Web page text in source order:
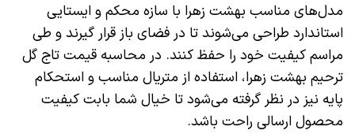
مدل‌های مناسب بهشت زهرا با سازه محکم و ایستایی
استاندارد طراحی می‌شوند تا در فضای باز قرار گیرند و طی
مراسم کیفیت خود را حفظ کنند. در محاسبه قیمت تاج گل
ترحیم بهشت زهرا، استفاده از متریال مناسب و استحکام
پایه نیز در نظر گرفته می‌شود تا خیال شما بابت کیفیت
محصول ارسالی راحت باشد.